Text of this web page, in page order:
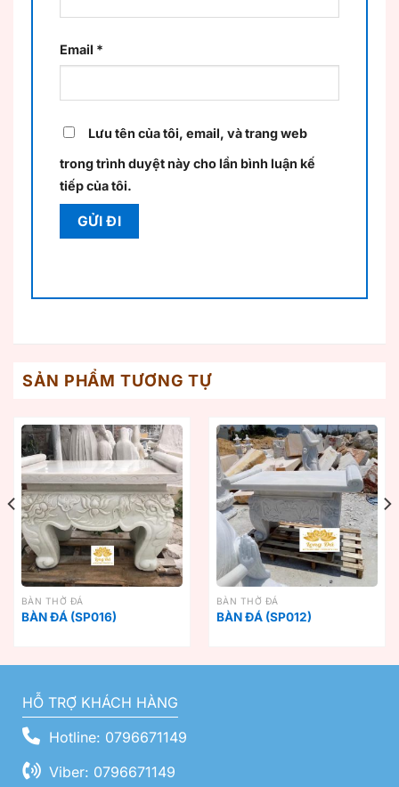
Email *
Lưu tên của tôi, email, và trang web
trong trình duyệt này cho lần bình luận kế
tiếp của tôi.
SẢN PHẨM TƯƠNG TỰ
BÀN THỜ ĐÁ
BÀN ĐÁ (SP016)
BÀN THỜ ĐÁ
BÀN ĐÁ (SP012)
HỖ TRỢ KHÁCH HÀNG
Hotline: 0796671149
Viber: 0796671149